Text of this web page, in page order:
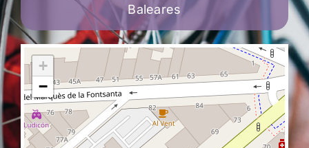
Baleares
+
−